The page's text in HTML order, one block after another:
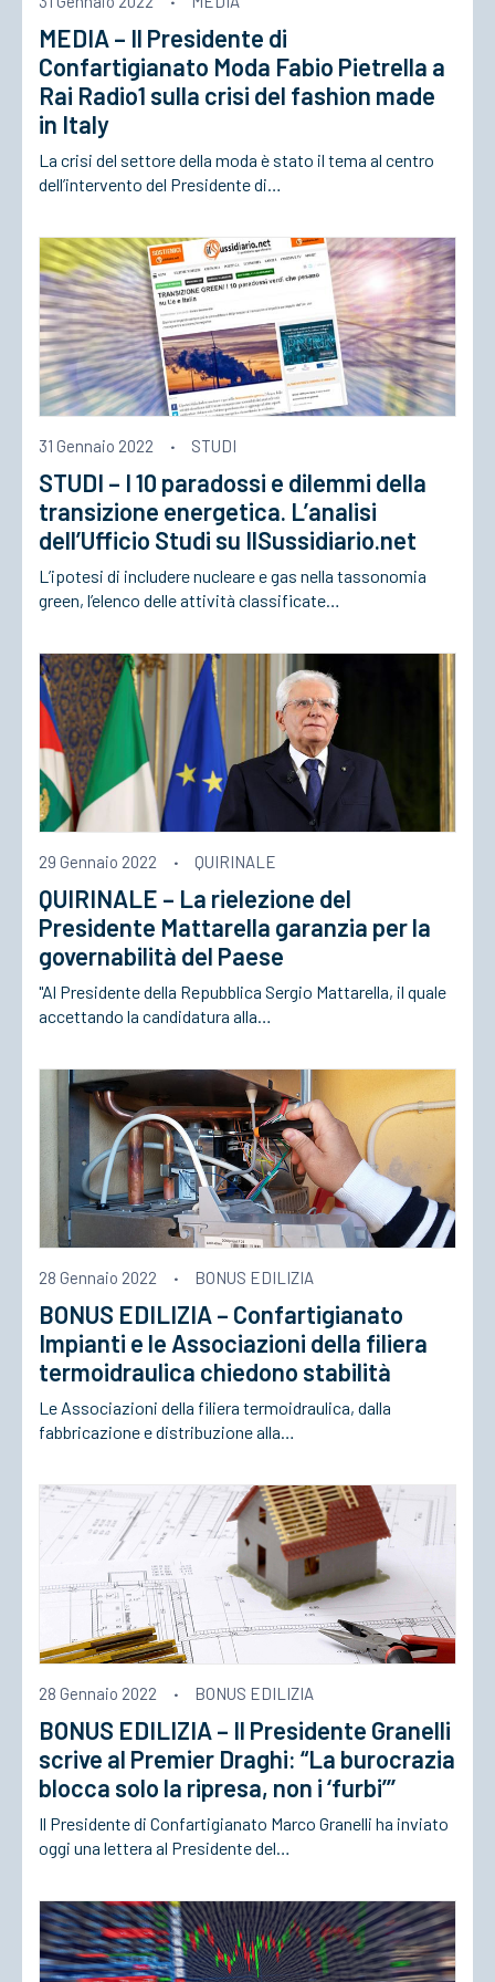
ACCEDI
MEDIA – Il Presidente di
Confartigianato Moda Fabio Pietrella a
Rai Radio1 sulla crisi del fashion made
in Italy
La crisi del settore della moda è stato il tema al centro
dell’intervento del Presidente di…
31 Gennaio 2022 · STUDI
STUDI – I 10 paradossi e dilemmi della
transizione energetica. L’analisi
dell’Ufficio Studi su IlSussidiario.net
L’ipotesi di includere nucleare e gas nella tassonomia
green, l’elenco delle attività classificate…
29 Gennaio 2022 · QUIRINALE
QUIRINALE – La rielezione del
Presidente Mattarella garanzia per la
governabilità del Paese
"Al Presidente della Repubblica Sergio Mattarella, il quale
accettando la candidatura alla…
28 Gennaio 2022 · BONUS EDILIZIA
BONUS EDILIZIA – Confartigianato
Impianti e le Associazioni della filiera
termoidraulica chiedono stabilità
Le Associazioni della filiera termoidraulica, dalla
fabbricazione e distribuzione alla…
28 Gennaio 2022 · BONUS EDILIZIA
BONUS EDILIZIA – Il Presidente Granelli
scrive al Premier Draghi: “La burocrazia
blocca solo la ripresa, non i ‘furbi’’’
Il Presidente di Confartigianato Marco Granelli ha inviato
oggi una lettera al Presidente del…